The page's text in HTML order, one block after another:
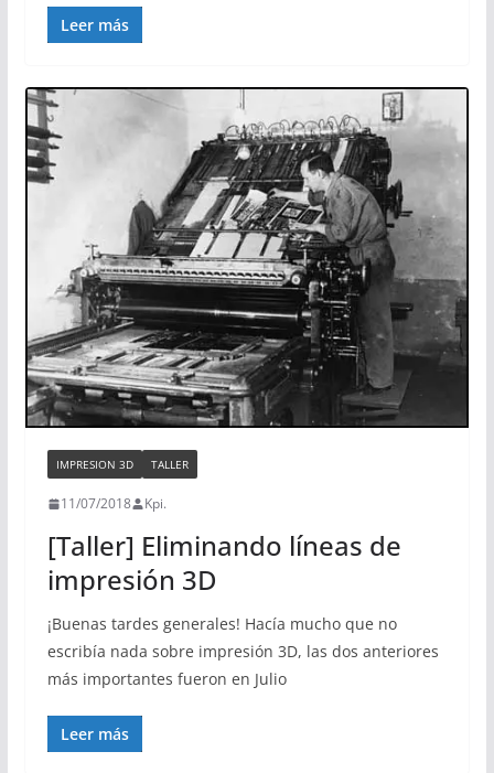
Leer más
IMPRESION 3D TALLER
11/07/2018 Kpi.
[Taller] Eliminando líneas de
impresión 3D
¡Buenas tardes generales! Hacía mucho que no
escribía nada sobre impresión 3D, las dos anteriores
más importantes fueron en Julio
Leer más